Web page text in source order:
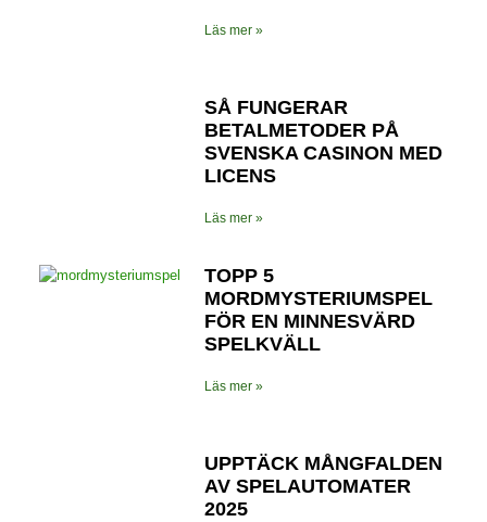
Läs mer »
SÅ FUNGERAR
BETALMETODER PÅ
SVENSKA CASINON MED
LICENS
Läs mer »
TOPP 5
MORDMYSTERIUMSPEL
FÖR EN MINNESVÄRD
SPELKVÄLL
Läs mer »
UPPTÄCK MÅNGFALDEN
AV SPELAUTOMATER
2025